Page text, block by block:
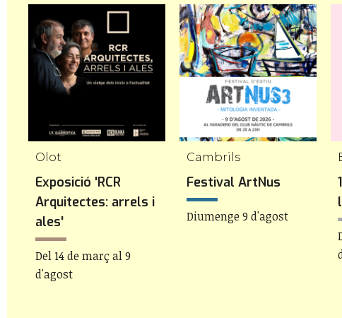
Olot
Exposició 'RCR
Arquitectes: arrels i
ales'
Del 14 de març al 9
d'agost
Cambrils
Festival ArtNus
Diumenge 9 d'agost